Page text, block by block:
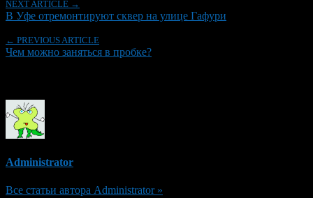
NEXT ARTICLE →
В Уфе отремонтируют сквер на улице Гафури
← PREVIOUS ARTICLE
Чем можно заняться в пробке?
Administrator
Все статьи автора Administrator »